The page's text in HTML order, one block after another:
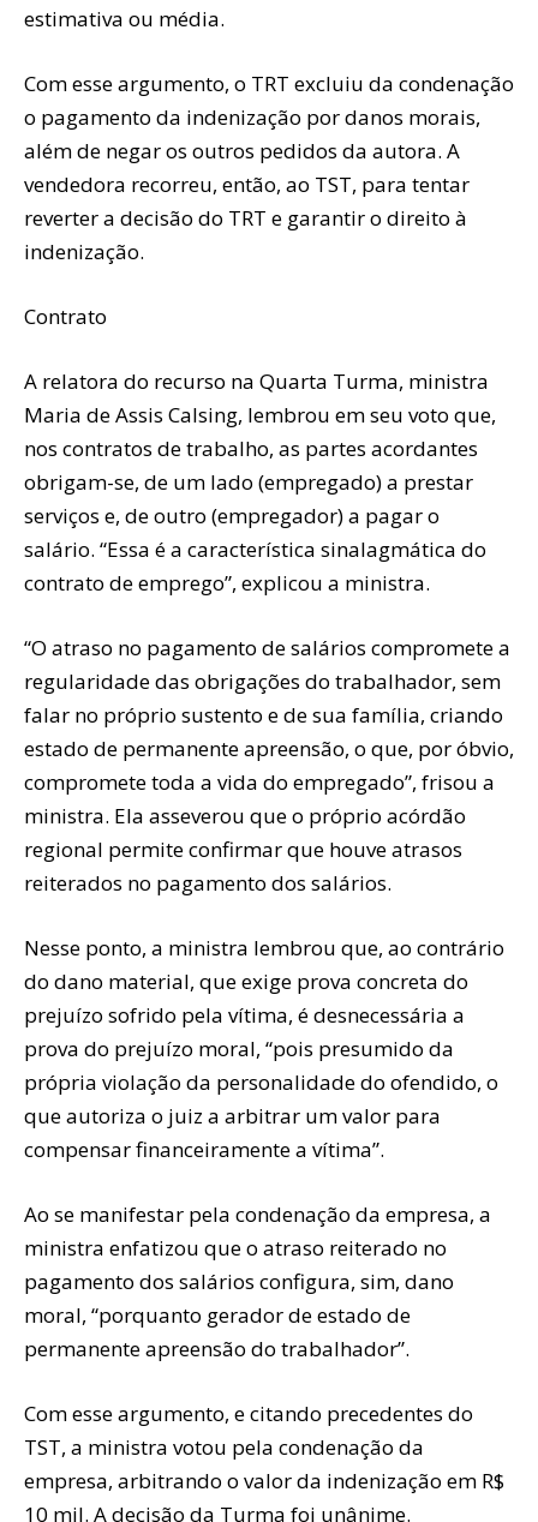
estimativa ou média.
Com esse argumento, o TRT excluiu da condenação
o pagamento da indenização por danos morais,
além de negar os outros pedidos da autora. A
vendedora recorreu, então, ao TST, para tentar
reverter a decisão do TRT e garantir o direito à
indenização.
Contrato
A relatora do recurso na Quarta Turma, ministra
Maria de Assis Calsing, lembrou em seu voto que,
nos contratos de trabalho, as partes acordantes
obrigam-se, de um lado (empregado) a prestar
serviços e, de outro (empregador) a pagar o
salário. “Essa é a característica sinalagmática do
contrato de emprego”, explicou a ministra.
“O atraso no pagamento de salários compromete a
regularidade das obrigações do trabalhador, sem
falar no próprio sustento e de sua família, criando
estado de permanente apreensão, o que, por óbvio,
compromete toda a vida do empregado”, frisou a
ministra. Ela asseverou que o próprio acórdão
regional permite confirmar que houve atrasos
reiterados no pagamento dos salários.
Nesse ponto, a ministra lembrou que, ao contrário
do dano material, que exige prova concreta do
prejuízo sofrido pela vítima, é desnecessária a
prova do prejuízo moral, “pois presumido da
própria violação da personalidade do ofendido, o
que autoriza o juiz a arbitrar um valor para
compensar financeiramente a vítima”.
Ao se manifestar pela condenação da empresa, a
ministra enfatizou que o atraso reiterado no
pagamento dos salários configura, sim, dano
moral, “porquanto gerador de estado de
permanente apreensão do trabalhador”.
Com esse argumento, e citando precedentes do
TST, a ministra votou pela condenação da
empresa, arbitrando o valor da indenização em R$
10 mil. A decisão da Turma foi unânime.